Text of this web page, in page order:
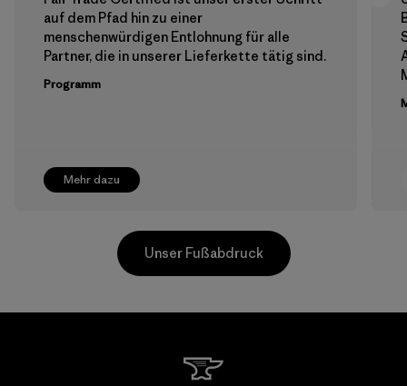
Mehr dazu
auf dem Pfad hin zu einer
menschenwürdigen Entlohnung für alle
Partner, die in unserer Lieferkette tätig sind.
Programm
Unser Fußabdruck